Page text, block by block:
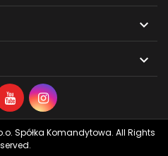


Spółka Komandytowa. All Rights